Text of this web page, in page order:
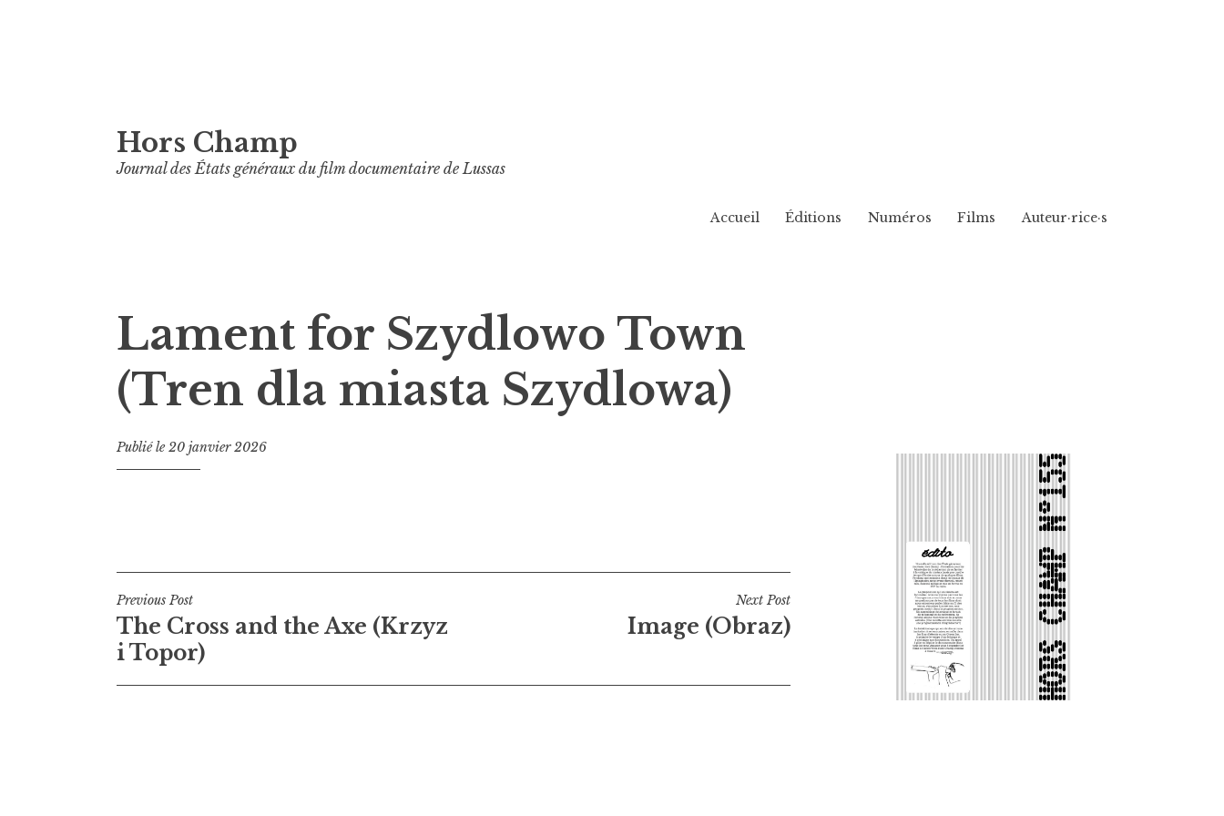
au
contenu
Hors Champ
Journal des États généraux du film documentaire de Lussas
Accueil Éditions Numéros Films Auteur·rice·s
Lament for Szydlowo Town
(Tren dla miasta Szydlowa)
Publié le20 janvier 2026
Navigation
de
l’article
Previous Post
The Cross and the Axe (Krzyz
i Topor)
Next Post
Image (Obraz)